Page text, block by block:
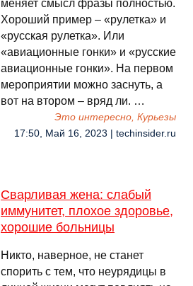
меняет смысл фразы полностью.
Хороший пример – «рулетка» и
«русская рулетка». Или
«авиационные гонки» и «русские
авиационные гонки». На первом
мероприятии можно заснуть, а
вот на втором – вряд ли. …
Это интересно, Курьезы
17:50, Май 16, 2023 | techinsider.ru
Сварливая жена: слабый
иммунитет, плохое здоровье,
хорошие больницы
Никто, наверное, не станет
спорить с тем, что неурядицы в